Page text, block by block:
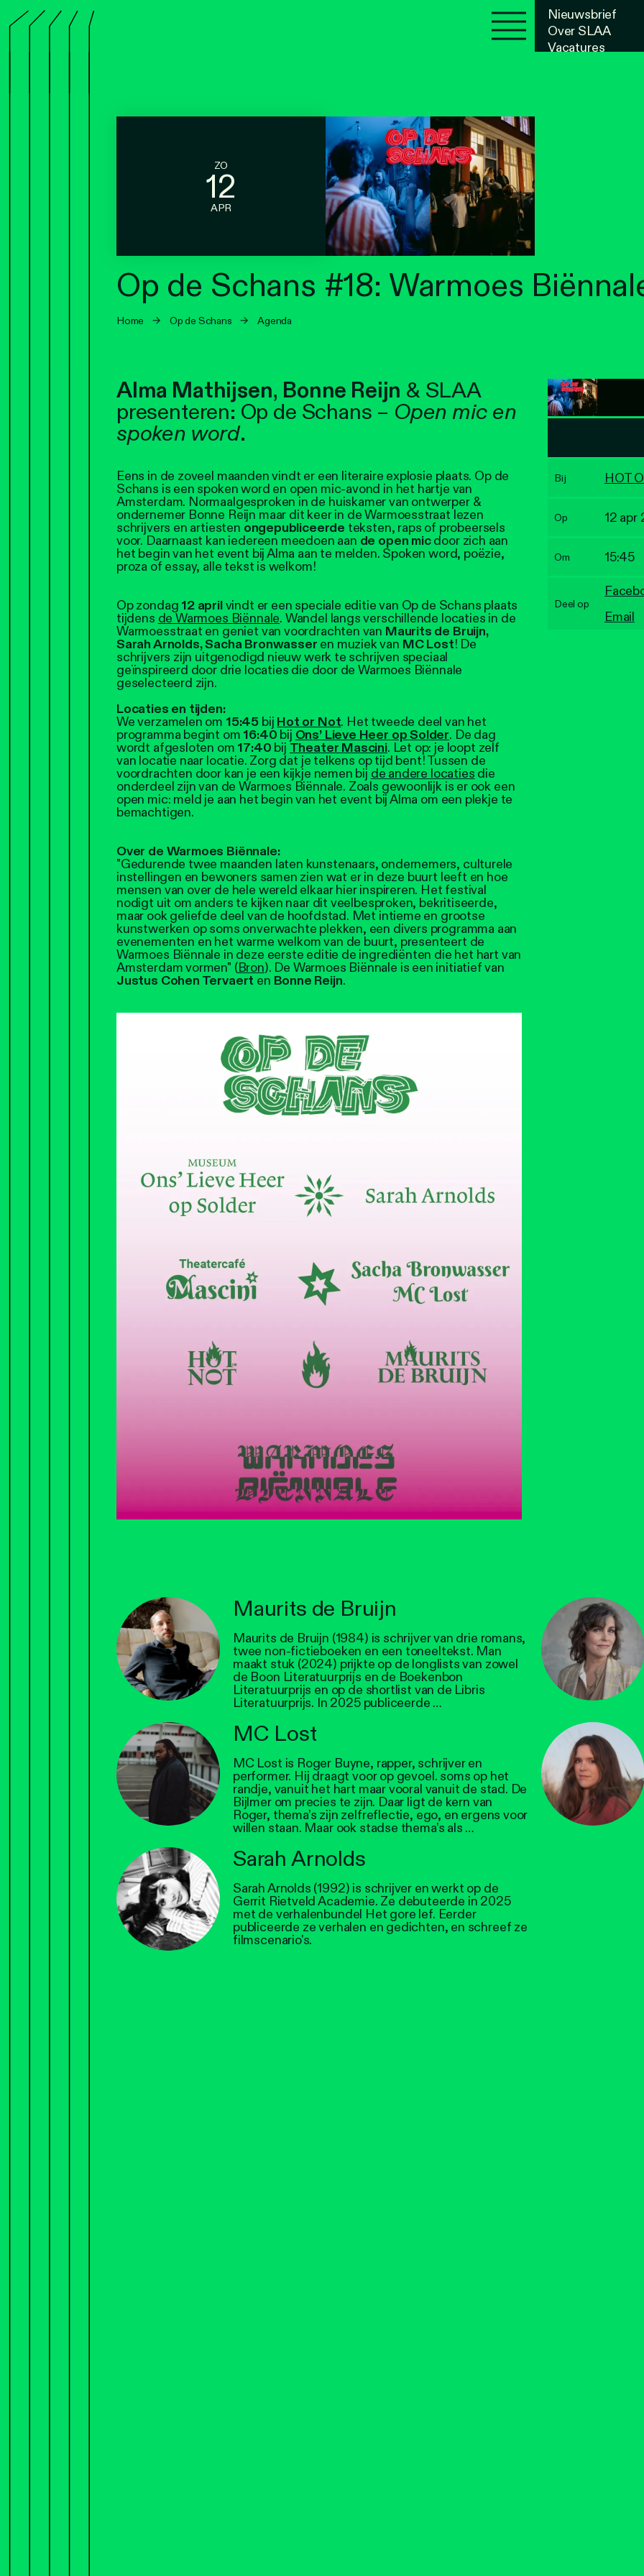
ZO
12
APR
Op de Schans #18: Warmoes
Home → Op de Schans → Agenda
Alma Mathijsen, Bonne Reijn & SLAA
presenteren: Op de Schans – Open mic en
spoken word.
Eens in de zoveel maanden vindt er een literaire explosie plaats. Op de
Schans is een spoken word en open mic-avond in het hartje van
Amsterdam. Normaalgesproken in de huiskamer van ontwerper &
ondernemer Bonne Reijn maar dit keer in de Warmoesstraat lezen
schrijvers en artiesten ongepubliceerde teksten, raps of probeersels
voor. Daarnaast kan iedereen meedoen aan de open micdoor zich aan
het begin van het event bij Alma aan te melden. Spoken word, poëzie,
proza of essay, alle tekst is welkom!
Op zondag 12 aprilvindt er een speciale editie van Op de Schans plaats
tijdens de Warmoes Biënnale. Wandel langs verschillende locaties in de
Warmoesstraat en geniet van voordrachten van Maurits de Bruijn,
Sarah Arnolds,Sacha Bronwasser en muziek van MC Lost! De
schrijvers zijn uitgenodigd nieuw werk te schrijven speciaal
geïnspireerd door drie locaties die door de Warmoes Biënnale
geselecteerd zijn.
Locaties en tijden:
We verzamelen om 15:45 bij Hot or Not. Het tweede deel van het
programma begint om 16:40 bij Ons’ Lieve Heer op Solder. De dag
wordt afgesloten om 17:40 bij Theater Mascini. Let op: je loopt zelf
van locatie naar locatie. Zorg dat je telkens op tijd bent! Tussen de
voordrachten door kan je een kijkje nemen bij de andere locaties die
onderdeel zijn van de Warmoes Biënnale. Zoals gewoonlijk is er ook een
open mic: meld je aan het begin van het event bij Alma om een plekje te
bemachtigen.
Over de Warmoes Biënnale:
"Gedurende twee maanden laten kunstenaars, ondernemers, culturele
instellingen en bewoners samen zien wat er in deze buurt leeft en hoe
mensen van over de hele wereld elkaar hier inspireren. Het festival
nodigt uit om anders te kijken naar dit veelbesproken, bekritiseerde,
maar ook geliefde deel van de hoofdstad. Met intieme en grootse
kunstwerken op soms onverwachte plekken, een divers programma aan
evenementen en het warme welkom van de buurt, presenteert de
Warmoes Biënnale in deze eerste editie de ingrediënten die het hart van
Amsterdam vormen" (Bron). De Warmoes Biënnale is een initiatief van
Justus Cohen Tervaert en Bonne Reijn.
Bij HOT
Op 12 apr
Om 15:45
Deel op
Email
Maurits de Bruijn
Maurits de Bruijn (1984) is schrijver van drie romans,
twee non-fictieboeken en een toneeltekst. Man
maakt stuk (2024) prijkte op de longlists van zowel
de Boon Literatuurprijs en de Boekenbon
Literatuurprijs en op de shortlist van de Libris
Literatuurprijs. In 2025 publiceerde …
MC Lost
MC Lost is Roger Buyne, rapper, schrijver en
performer. Hij draagt voor op gevoel. soms op het
randje, vanuit het hart maar vooral vanuit de stad. De
Bijlmer om precies te zijn. Daar ligt de kern van
Roger, thema’s zijn zelfreflectie, ego, en ergens voor
willen staan. Maar ook stadse thema’s als …
Sarah Arnolds
Sarah Arnolds (1992) is schrijver en werkt op de
Gerrit Rietveld Academie. Ze debuteerde in 2025
met de verhalenbundel Het gore lef. Eerder
publiceerde ze verhalen en gedichten, en schreef ze
filmscenario's.
Nieuwsbrief
Over SLAA
Vacatures